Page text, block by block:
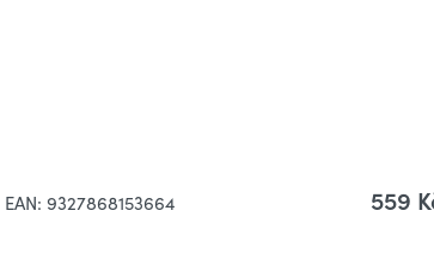
EAN: 9327868153664
559